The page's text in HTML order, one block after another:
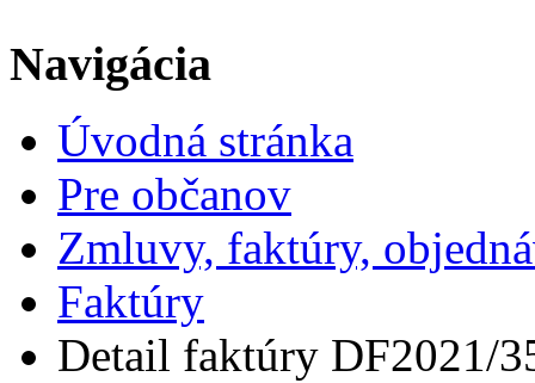
Navigácia
Úvodná stránka
Pre občanov
Zmluvy, faktúry,
Faktúry
Detail faktúry DF2021/